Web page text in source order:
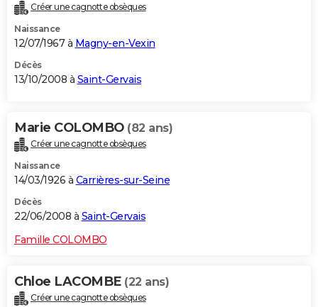
Créer une cagnotte obsèques
Naissance
12/07/1967 à Magny-en-Vexin
Décès
13/10/2008 à Saint-Gervais
Marie COLOMBO (82 ans)
Créer une cagnotte obsèques
Naissance
14/03/1926 à Carrières-sur-Seine
Décès
22/06/2008 à Saint-Gervais
Famille COLOMBO
Chloe LACOMBE (22 ans)
Créer une cagnotte obsèques